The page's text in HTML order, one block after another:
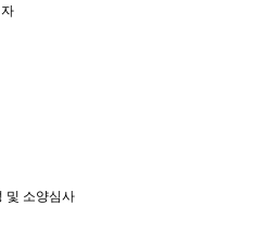
및 소양심사